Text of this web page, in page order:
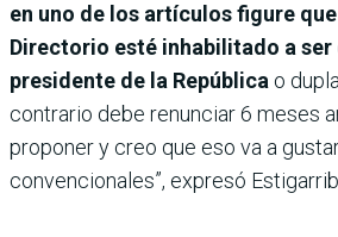
en uno de los artículos figure
Directorio esté inhabilitado a
presidente de la República o
contrario debe renunciar 6 meses
proponer y creo que eso va a
convencionales”, expresó